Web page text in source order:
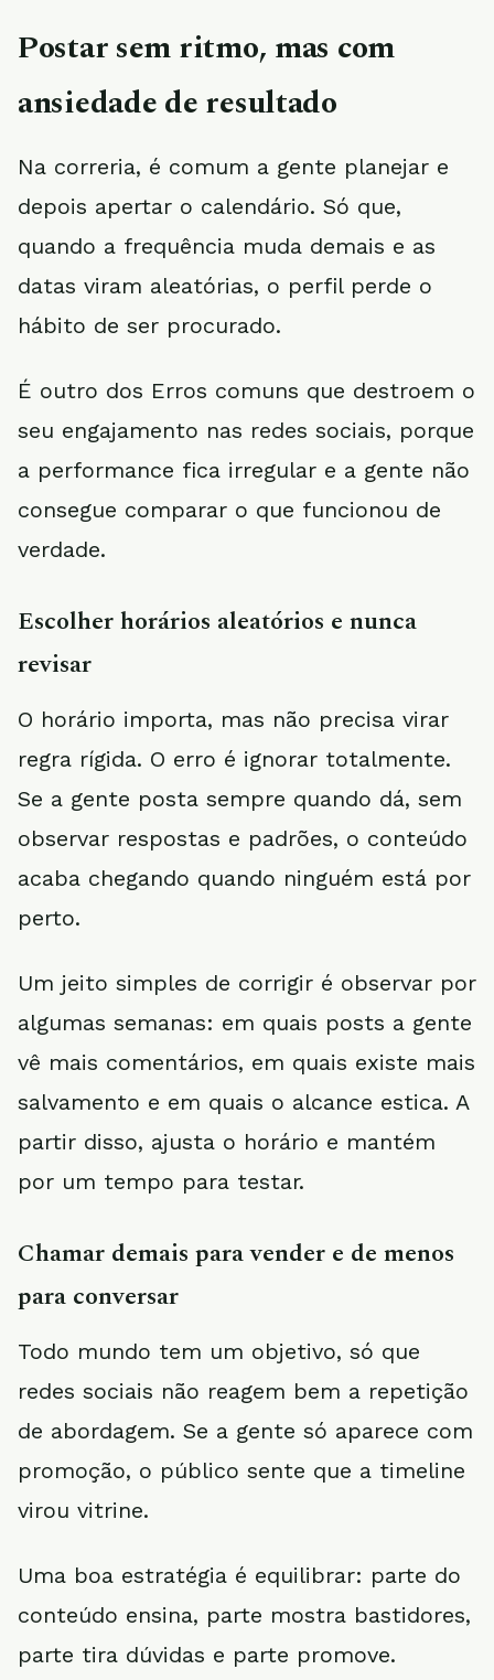
Postar sem ritmo, mas com
ansiedade de resultado
Na correria, é comum a gente planejar e
depois apertar o calendário. Só que,
quando a frequência muda demais e as
datas viram aleatórias, o perfil perde o
hábito de ser procurado.
É outro dos Erros comuns que destroem o
seu engajamento nas redes sociais, porque
a performance fica irregular e a gente não
consegue comparar o que funcionou de
verdade.
Escolher horários aleatórios e nunca
revisar
O horário importa, mas não precisa virar
regra rígida. O erro é ignorar totalmente.
Se a gente posta sempre quando dá, sem
observar respostas e padrões, o conteúdo
acaba chegando quando ninguém está por
perto.
Um jeito simples de corrigir é observar por
algumas semanas: em quais posts a gente
vê mais comentários, em quais existe mais
salvamento e em quais o alcance estica. A
partir disso, ajusta o horário e mantém
por um tempo para testar.
Chamar demais para vender e de menos
para conversar
Todo mundo tem um objetivo, só que
redes sociais não reagem bem a repetição
de abordagem. Se a gente só aparece com
promoção, o público sente que a timeline
virou vitrine.
Uma boa estratégia é equilibrar: parte do
conteúdo ensina, parte mostra bastidores,
parte tira dúvidas e parte promove.